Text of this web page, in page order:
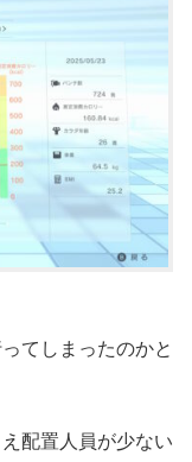
てしまったのかと
配置人員が少ない